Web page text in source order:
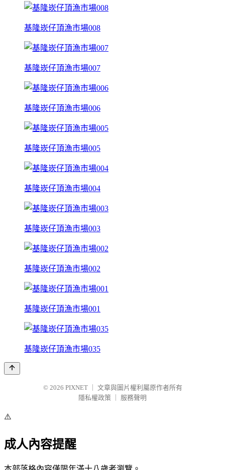
基隆崁仔頂漁市場008
基隆崁仔頂漁市場007
基隆崁仔頂漁市場006
基隆崁仔頂漁市場005
基隆崁仔頂漁市場004
基隆崁仔頂漁市場003
基隆崁仔頂漁市場002
基隆崁仔頂漁市場001
基隆崁仔頂漁市場035
© 2026 PIXNET
文章與圖片權利屬原作者所有
隱私權政策
服務聲明
⚠️
成人內容提醒